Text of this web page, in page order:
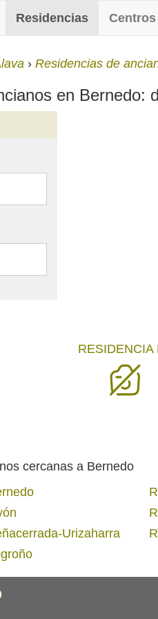
Residencias
Residencias de
en Bernedo:
RESIDENCIA
cercanas a Bernedo
Urizaharra